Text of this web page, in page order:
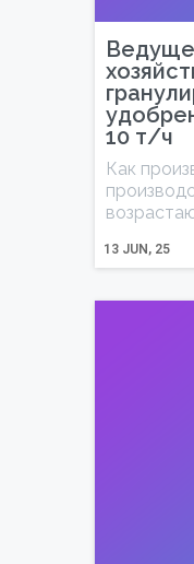
10 т/ч
13 JUN, 25
Как